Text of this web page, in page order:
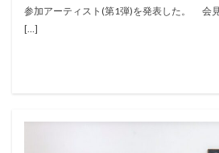
参加アーティスト(第1弾)を発表した。 会
[…]